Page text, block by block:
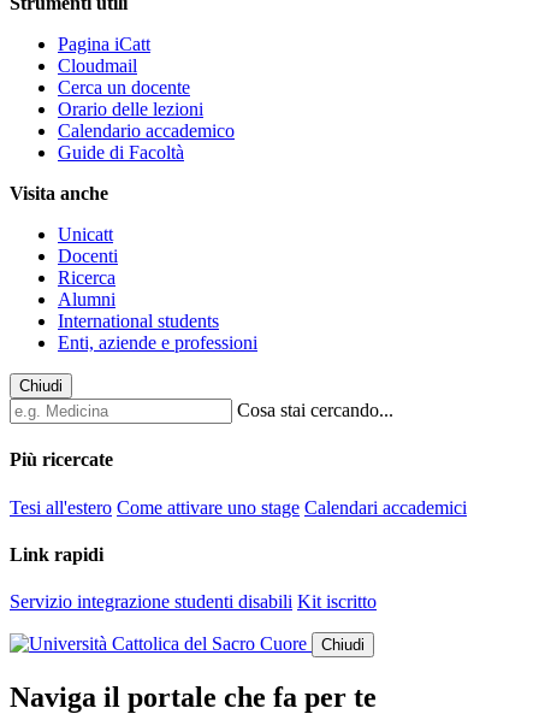
Pagina iCatt
Cloudmail
Cerca un docente
Orario delle lezioni
Calendario accademico
Guide di Facoltà
Visita anche
Unicatt
Docenti
Ricerca
Alumni
International students
Enti, aziende e professioni
Chiudi
Cosa stai cercando...
Più ricercate
Tesi all'estero Come attivare uno stage Calendari accademici
Link rapidi
Servizio integrazione studenti disabili Kit iscritto
Chiudi
Naviga il portale che fa per te